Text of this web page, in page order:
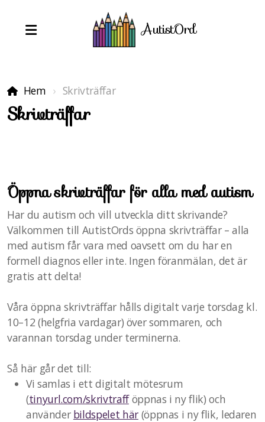
AutistOrd
Hem Skrivträffar
Skrivträffar
Öppna skrivträffar för alla med autism
Har du autism och vill utveckla ditt skrivande?
Välkommen till AutistOrds öppna skrivträffar – alla
med autism får vara med oavsett om du har en
formell diagnos eller inte. Ingen föranmälan, det är
gratis att delta!
Våra öppna skrivträffar hålls digitalt varje torsdag kl.
10–12 (helgfria vardagar) över sommaren, och
varannan torsdag under terminerna.
Så här går det till:
Vi samlas i ett digitalt mötesrum
(tinyurl.com/skrivtrafföppnas i ny flik) och
använder bildspelet här(öppnas i ny flik, ledaren
Öppen skrivträff
Intresseanmälan